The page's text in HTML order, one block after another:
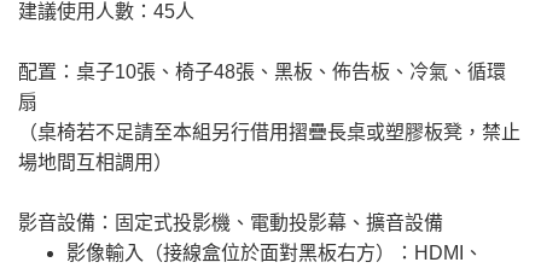
建議使用人數：45人
配置：桌子10張、椅子48張、黑板、佈告板、冷氣、循環
扇
（桌椅若不足請至本組另行借用摺疊長桌或塑膠板凳，禁止
場地間互相調用）
影音設備：固定式投影機、電動投影幕、擴音設備
影像輸入（接線盒位於面對黑板右方）：HDMI、